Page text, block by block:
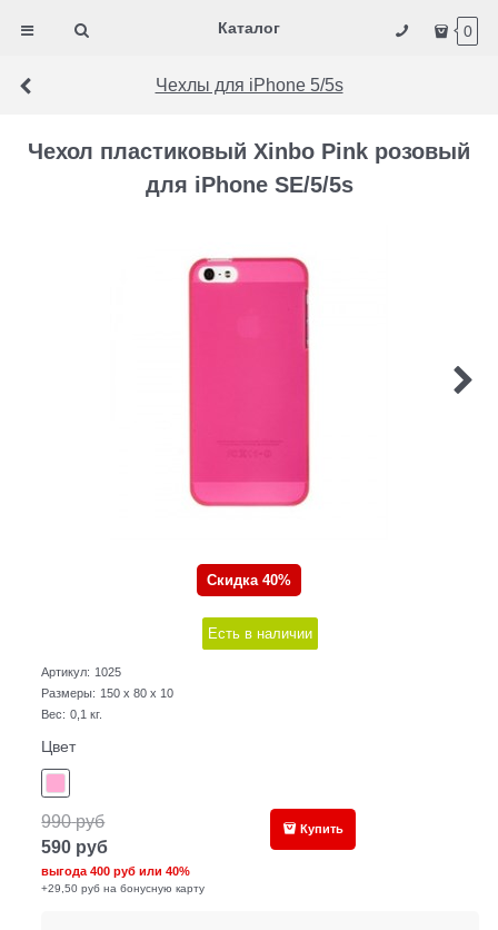
Каталог 0
Чехлы для iPhone 5/5s
Чехол пластиковый Xinbo Pink розовый
для iPhone SE/5/5s
Скидка 40%
Есть в наличии
Артикул: 1025
Размеры: 150 x 80 x 10
Вес: 0,1 кг.
Цвет
990 руб
590 руб
выгода400 руб или40%
+29,50 руб на бонусную карту
Купить